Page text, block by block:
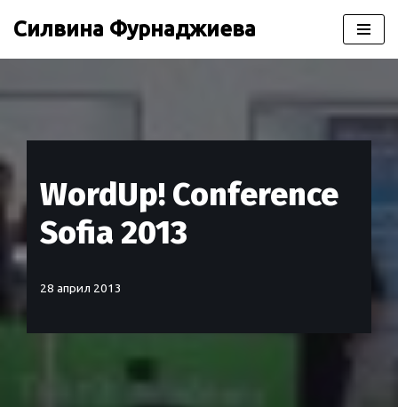
Силвина Фурнаджиева
WordUp! Conference
Sofia 2013
28 април 2013